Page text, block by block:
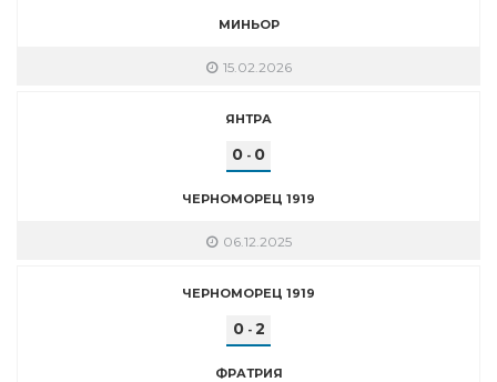
МИНЬОР
15.02.2026
ЯНТРА
0 - 0
ЧЕРНОМОРЕЦ 1919
06.12.2025
ЧЕРНОМОРЕЦ 1919
0- 2
ФРАТРИЯ